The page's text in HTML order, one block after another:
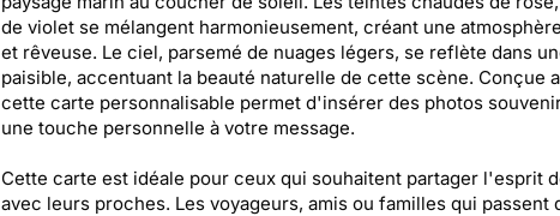
de violet se mélangent harmonieusement, créant une
et rêveuse. Le ciel, parsemé de nuages légers, se reflète dans
paisible, accentuant la beauté naturelle de cette scène. Conçue
cette carte personnalisable permet d'insérer des photos
une touche personnelle à votre message.
Cette carte est idéale pour ceux qui souhaitent partager l'esprit
avec leurs proches. Les voyageurs, amis ou familles qui passent